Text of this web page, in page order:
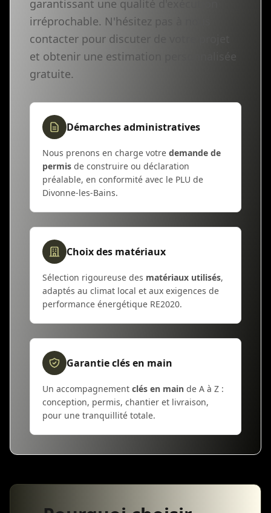
garantissant une qualité d'exécution
irréprochable. N'hésitez pas à nous
contacter pour discuter de votre projet
et obtenir une estimation personnalisée
gratuite.
Démarches administratives
Nous prenons en charge votre demande de
permis de construire ou déclaration
préalable, en conformité avec le PLU de
Divonne-les-Bains.
Choix des matériaux
Sélection rigoureuse des matériaux utilisés,
adaptés au climat local et aux exigences de
performance énergétique RE2020.
Garantie clés en main
Un accompagnement clés en main de A à Z :
conception, permis, chantier et livraison,
pour une tranquillité totale.